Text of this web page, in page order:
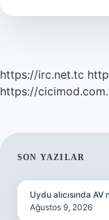
https://irc.net.tc
https://
SON YAZILAR
Uydu alıcısında
Ağustos 9, 2026